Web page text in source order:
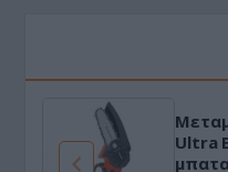
Ultra